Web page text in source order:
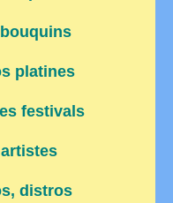
platines
festivals
distros